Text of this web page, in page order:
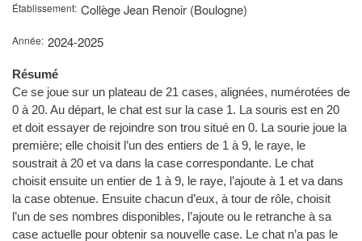
Établissement Collège Jean Renoir (Boulogne)
Année 2024-2025
Résumé
Ce se joue sur un plateau de 21 cases, alignées, numérotées de
0 à 20. Au départ, le chat est sur la case 1. La souris est en 20
et doit essayer de rejoindre son trou situé en 0. La sourie joue la
première; elle choisit l’un des entiers de 1 à 9, le raye, le
soustrait à 20 et va dans la case correspondante. Le chat
choisit ensuite un entier de 1 à 9, le raye, l’ajoute à 1 et va dans
la case obtenue. Ensuite chacun d’eux, à tour de rôle, choisit
l’un de ses nombres disponibles, l’ajoute ou le retranche à sa
case actuelle pour obtenir sa nouvelle case. Le chat n’a pas le